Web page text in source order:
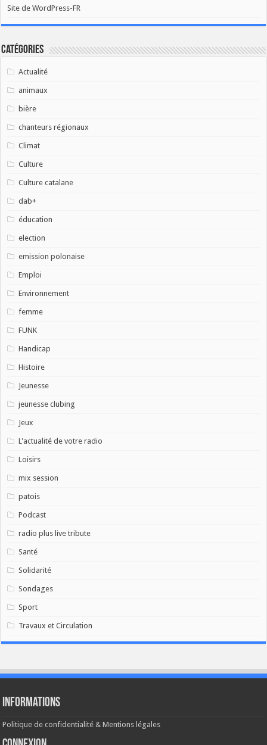
Site de WordPress-FR
Catégories
Actualité
animaux
bière
chanteurs régionaux
Climat
Culture
Culture catalane
dab+
éducation
election
emission polonaise
Emploi
Environnement
femme
FUNK
Handicap
Histoire
Jeunesse
jeunesse clubing
Jeux
L'actualité de votre radio
Loisirs
mix session
patois
Podcast
radio plus live tribute
Santé
Solidarité
Sondages
Sport
Travaux et Circulation
Informations
Politique de confidentialité & Mentions légales